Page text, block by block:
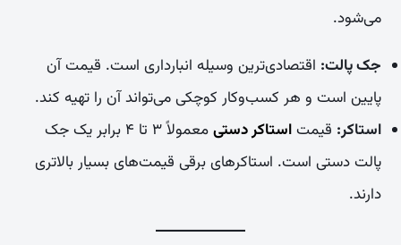
می‌شود.
جک پالت: اقتصادی‌ترین وسیله انبارداری است. قیمت آن
پایین است و هر کسب‌وکار کوچکی می‌تواند آن را تهیه کند.
استاکر: قیمتاستاکر دستی
معمولاً ۳ تا ۴ برابر یک جک
پالت دستی است. استاکرهای برقی قیمت‌های بسیار بالاتری
دارند.